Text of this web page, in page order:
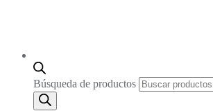
Búsqueda de productos